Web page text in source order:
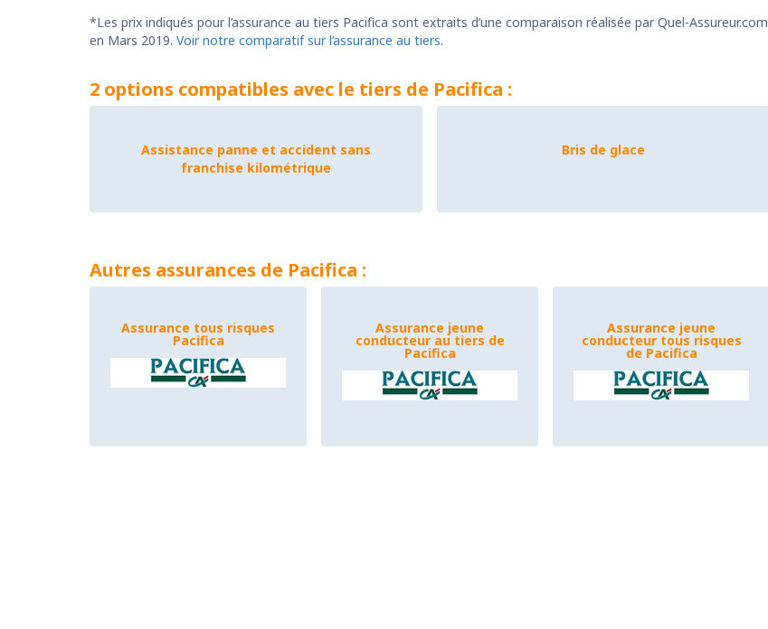
*Les prix indiqués pour l’assurance au tiers Pacifica sont extraits d’une comparaison réalisée par Quel-Assureur.com
en Mars 2019. Voir notre comparatif sur l’assurance au tiers.
2 options compatibles avec le tiers de Pacifica :
Assistance panne et accident sans
franchise kilométrique
Bris de glace
Autres assurances de Pacifica :
Assurance tous risques
Pacifica
Assurance jeune
conducteur au tiers de
Pacifica
Assurance jeune
conducteur tous risques
de Pacifica